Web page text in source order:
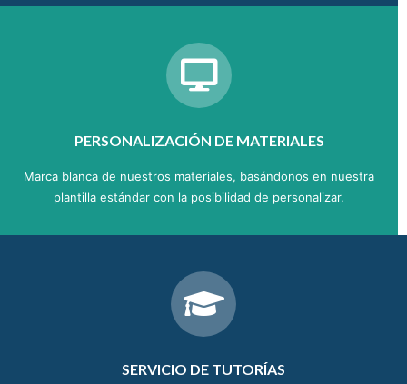
PERSONALIZACIÓN DE MATERIALES
Marca blanca de nuestros materiales, basándonos en nuestra
plantilla estándar con la posibilidad de personalizar.
SERVICIO DE TUTORÍAS